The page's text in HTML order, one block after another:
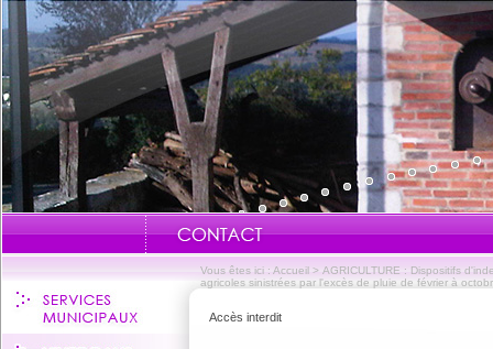
Vous êtes ici : Accueil > AGRICULTURE : Dispositifs
agricoles sinistrées par l'excès de pluie de février à
Accès interdit